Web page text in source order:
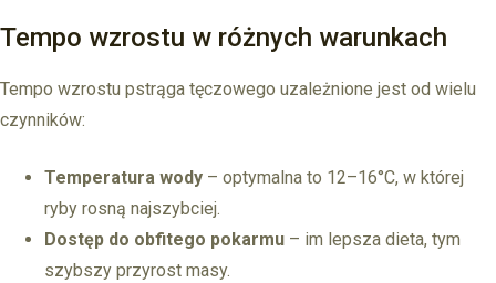
Tempo wzrostu w różnych warunkach
Tempo wzrostu pstrąga tęczowego uzależnione jest od wielu
czynników:
Temperatura wody – optymalna to 12–16°C, w której
ryby rosną najszybciej.
Dostęp do obfitego pokarmu – im lepsza dieta, tym
szybszy przyrost masy.